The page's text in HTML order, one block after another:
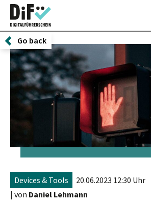
Go back
Devices & Tools
20.06.2023 12:30 Uhr
| von Daniel Lehmann